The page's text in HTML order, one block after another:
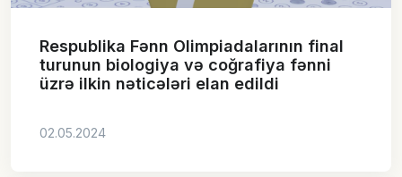
Respublika Fənn Olimpiadalarının final
turunun biologiya və coğrafiya fənni
üzrə ilkin nəticələri elan edildi
02.05.2024